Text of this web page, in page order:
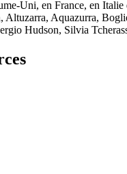
Uni, en France, en Italie
Aquazurra,
Hudson, Silvia